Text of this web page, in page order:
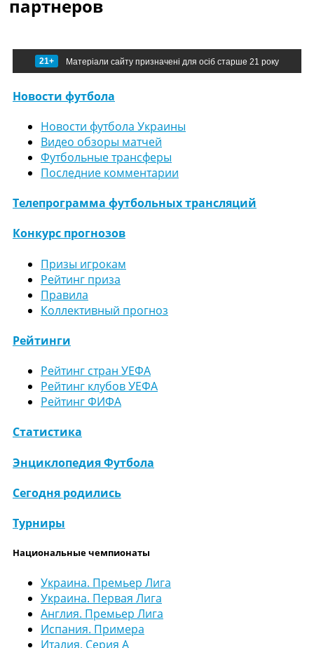
партнеров
21+ Матеріали сайту призначені для осіб старше 21 року
Новости футбола
Новости футбола Украины
Видео обзоры матчей
Футбольные трансферы
Последние комментарии
Телепрограмма футбольных трансляций
Конкурс прогнозов
Призы игрокам
Рейтинг приза
Правила
Коллективный прогноз
Рейтинги
Рейтинг стран УЕФА
Рейтинг клубов УЕФА
Рейтинг ФИФА
Статистика
Энциклопедия Футбола
Сегодня родились
Турниры
Национальные чемпионаты
Украина. Премьер Лига
Украина. Первая Лига
Англия. Премьер Лига
Испания. Примера
Италия. Серия А